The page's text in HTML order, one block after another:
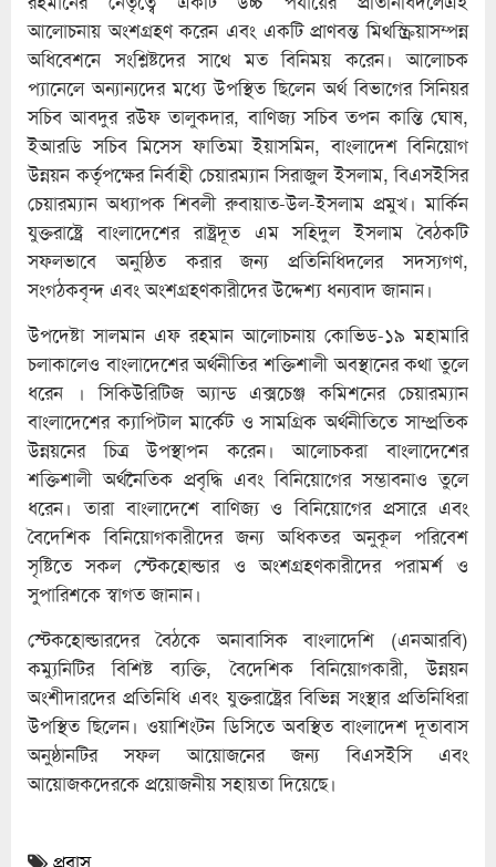
আলোচনায় অংশগ্রহণ করেন এবং একটি প্রাণবন্ত মিথস্ক্রিয়াসম্পন্ন
অধিবেশনে সংশ্লিষ্টদের সাথে মত বিনিময় করেন। আলোচক
প্যানেলে অন্যান্যদের মধ্যে উপস্থিত ছিলেন অর্থ বিভাগের সিনিয়র
সচিব আবদুর রউফ তালুকদার, বাণিজ্য সচিব তপন কান্তি ঘোষ,
ইআরডি সচিব মিসেস ফাতিমা ইয়াসমিন, বাংলাদেশ বিনিয়োগ
উন্নয়ন কর্তৃপক্ষের নির্বাহী চেয়ারম্যান সিরাজুল ইসলাম, বিএসইসির
চেয়ারম্যান অধ্যাপক শিবলী রুবায়াত-উল-ইসলাম প্রমুখ। মার্কিন
যুক্তরাষ্ট্রে বাংলাদেশের রাষ্ট্রদূত এম সহিদুল ইসলাম বৈঠকটি
সফলভাবে অনুষ্ঠিত করার জন্য প্রতিনিধিদলের সদস্যগণ,
সংগঠকবৃন্দ এবং অংশগ্রহণকারীদের উদ্দেশ্য ধন্যবাদ জানান।
উপদেষ্টা সালমান এফ রহমান আলোচনায় কোভিড-১৯ মহামারি
চলাকালেও বাংলাদেশের অর্থনীতির শক্তিশালী অবস্থানের কথা তুলে
ধরেন । সিকিউরিটিজ অ্যান্ড এক্সচেঞ্জ কমিশনের চেয়ারম্যান
বাংলাদেশের ক্যাপিটাল মার্কেট ও সামগ্রিক অর্থনীতিতে সাম্প্রতিক
উন্নয়নের চিত্র উপস্থাপন করেন। আলোচকরা বাংলাদেশের
শক্তিশালী অর্থনৈতিক প্রবৃদ্ধি এবং বিনিয়োগের সম্ভাবনাও তুলে
ধরেন। তারা বাংলাদেশে বাণিজ্য ও বিনিয়োগের প্রসারে এবং
বৈদেশিক বিনিয়োগকারীদের জন্য অধিকতর অনুকূল পরিবেশ
সৃষ্টিতে সকল স্টেকহোল্ডার ও অংশগ্রহণকারীদের পরামর্শ ও
সুপারিশকে স্বাগত জানান।
স্টেকহোল্ডারদের বৈঠকে অনাবাসিক বাংলাদেশি (এনআরবি)
কম্যুনিটির বিশিষ্ট ব্যক্তি, বৈদেশিক বিনিয়োগকারী, উন্নয়ন
অংশীদারদের প্রতিনিধি এবং যুক্তরাষ্ট্রের বিভিন্ন সংস্থার প্রতিনিধিরা
উপস্থিত ছিলেন। ওয়াশিংটন ডিসিতে অবস্থিত বাংলাদেশ দূতাবাস
অনুষ্ঠানটির সফল আয়োজনের জন্য বিএসইসি এবং
আয়োজকদেরকে প্রয়োজনীয় সহায়তা দিয়েছে।
প্রবাস